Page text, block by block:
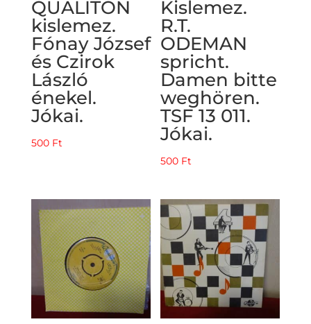
QUALITON
kislemez.
Fónay József
és Czirok
László
énekel.
Jókai.
500 Ft
Kislemez.
R.T.
ODEMAN
spricht.
Damen bitte
weghören.
TSF 13 011.
Jókai.
500 Ft